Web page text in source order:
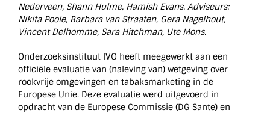
Nederveen, Shann Hulme, Hamish Evans. Adviseurs:
Nikita Poole, Barbara van Straaten, Gera Nagelhout,
Vincent Delhomme, Sara Hitchman, Ute Mons.
Onderzoeksinstituut IVO heeft meegewerkt aan een
officiële evaluatie van (naleving van) wetgeving over
rookvrije omgevingen en tabaksmarketing in de
Europese Unie. Deze evaluatie werd uitgevoerd in
opdracht van de Europese Commissie (DG Sante) en